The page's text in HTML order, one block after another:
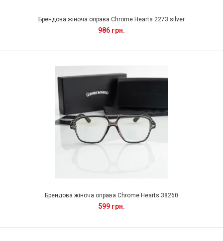
Брендова жіноча оправа Chrome Hearts 2273 silver
986 грн.
Брендова жіноча оправа Chrome Hearts 38260
599 грн.